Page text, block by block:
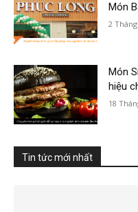
Món
2
Món
hiệu
18
Tin tức mới nhất